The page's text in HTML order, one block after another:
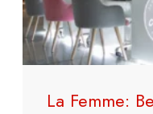
La Femme: